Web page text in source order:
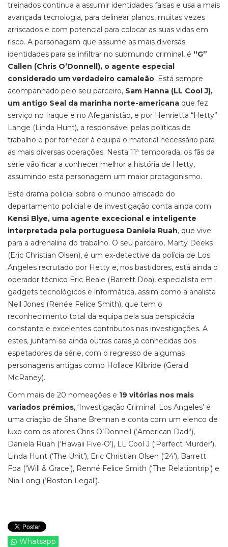
treinados continua a assumir identidades falsas e usa a mais
avançada tecnologia, para delinear planos, muitas vezes
arriscados e com potencial para colocar as suas vidas em
risco. A personagem que assume as mais diversas
identidades para se infiltrar no submundo criminal, é “G”
Callen (Chris O’Donnell), o agente especial
considerado um verdadeiro camaleão. Está sempre
acompanhado pelo seu parceiro, Sam Hanna (LL Cool J),
um antigo Seal da marinha norte-americana que fez
serviço no Iraque e no Afeganistão, e por Henrietta “Hetty”
Lange (Linda Hunt), a responsável pelas políticas de
trabalho e por fornecer à equipa o material necessário para
as mais diversas operações. Nesta 11ª temporada, os fãs da
série vão ficar a conhecer melhor a história de Hetty,
assumindo esta personagem um maior protagonismo.
Este drama policial sobre o mundo arriscado do
departamento policial e de investigação conta ainda com
Kensi Blye, uma agente excecional e inteligente
interpretada pela portuguesa Daniela Ruah, que vive
para a adrenalina do trabalho. O seu parceiro, Marty Deeks
(Eric Christian Olsen), é um ex-detective da polícia de Los
Angeles recrutado por Hetty e, nos bastidores, está ainda o
operador técnico Eric Beale (Barrett Doa), especialista em
gadgets tecnológicos e informática, assim como a analista
Nell Jones (Renée Felice Smith), que tem o
reconhecimento total da equipa pela sua perspicácia
constante e excelentes contributos nas investigações. A
estes, juntam-se ainda outras caras já conhecidas dos
espetadores da série, com o regresso de algumas
personagens antigas como Hollace Kilbride (Gerald
McRaney).
Com mais de 20 nomeações e 19 vitórias nos mais
variados prémios, ‘Investigação Criminal: Los Angeles’ é
uma criação de Shane Brennan e conta com um elenco de
luxo com os atores Chris O’Donnell (‘American Dad!’),
Daniela Ruah (‘Hawaii Five-O’), LL Cool J (‘Perfect Murder’),
Linda Hunt (‘The Unit’), Eric Christian Olsen (‘24’), Barrett
Foa (‘Will & Grace’), Renné Felice Smith (‘The Relationtrip’) e
Nia Long (‘Boston Legal’).
Whatsapp